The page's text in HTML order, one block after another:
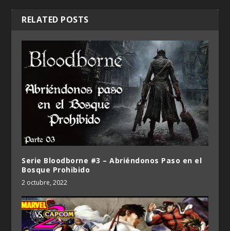
RELATED POSTS
Serie Bloodborne #3 – Abriéndonos Paso en el
Bosque Prohibido
2 octubre, 2022